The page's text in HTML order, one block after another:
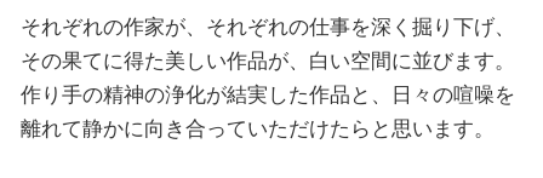
それぞれの作家が、それぞれの仕事を深く掘り下げ、
その果てに得た美しい作品が、白い空間に並びます。
作り手の精神の浄化が結実した作品と、日々の喧噪を
離れて静かに向き合っていただけたらと思います。